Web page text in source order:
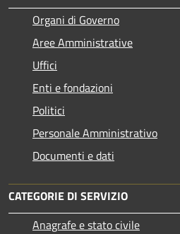
Organi di Governo
Aree Amministrative
Uffici
Enti e fondazioni
Politici
Personale Amministrativo
Documenti e dati
CATEGORIE DI SERVIZIO
Anagrafe e stato civile